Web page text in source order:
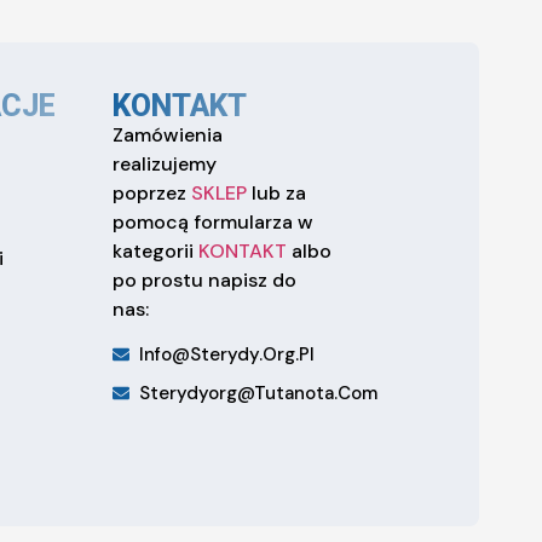
KONTAKT
Zamówienia
realizujemy
poprzez SKLEPlub za
pomocą formularza w
kategorii KONTAKT albo
po prostu napisz do
nas:
Info@sterydy.org.pl
Sterydyorg@tutanota.com